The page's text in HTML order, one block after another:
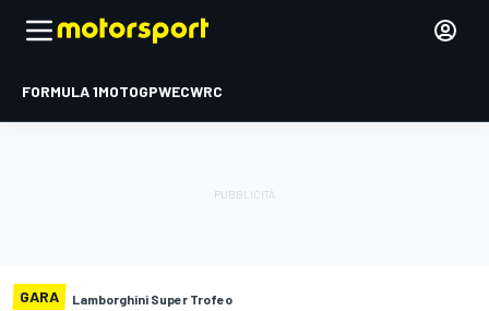
FORMULA 1MOTOGPWECWRC
GARA Lamborghini Super Trofeo